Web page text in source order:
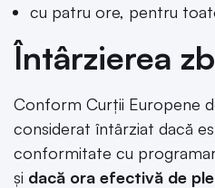
cu patru ore, pentru
Întârzierea
Conform Curţii Europene
considerat întârziat dacă
conformitate cu
şi dacă ora efectivă de